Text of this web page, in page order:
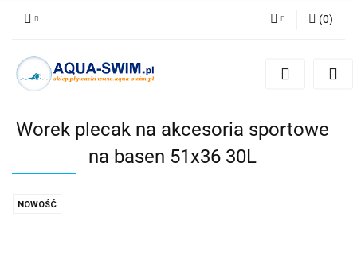
(0)
Worek plecak na akcesoria sportowe
na basen 51x36 30L
NOWOŚĆ